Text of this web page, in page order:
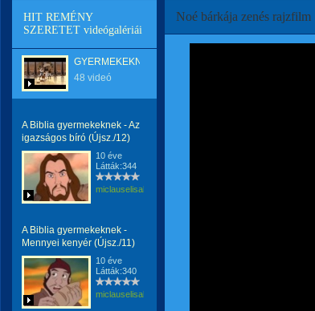
HIT REMÉNY
SZERETET videógalériái
GYERMEKEKNEK
48 videó
A Biblia gyermekeknek - Az
igazságos bíró (Újsz./12)
10 éve
Látták:344
miclauselisabeta
A Biblia gyermekeknek -
Mennyei kenyér (Újsz./11)
10 éve
Látták:340
miclauselisabeta
Noé bárkája zenés rajzfilm